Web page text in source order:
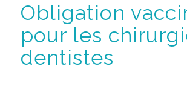
Obligation
pour les
dentistes